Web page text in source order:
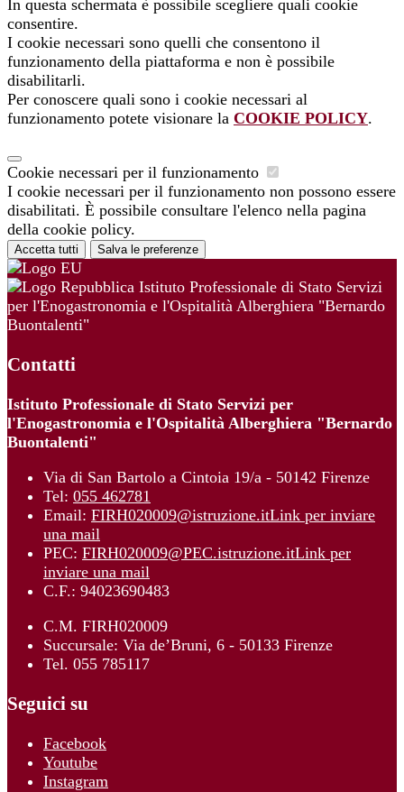
In questa schermata è possibile scegliere quali cookie
consentire.
I cookie necessari sono quelli che consentono il
funzionamento della piattaforma e non è possibile
disabilitarli.
Per conoscere quali sono i cookie necessari al
funzionamento potete visionare la COOKIE POLICY.
Cookie necessari per il funzionamento
I cookie necessari per il funzionamento non possono essere
disabilitati. È possibile consultare l'elenco nella pagina
della cookie policy.
Accetta tutti Salva le preferenze
Istituto Professionale di Stato Servizi
per l'Enogastronomia e l'Ospitalità Alberghiera "Bernardo
Buontalenti"
Contatti
Istituto Professionale di Stato Servizi per
l'Enogastronomia e l'Ospitalità Alberghiera "Bernardo
Buontalenti"
Via di San Bartolo a Cintoia 19/a - 50142 Firenze
Tel: 055 462781
Email: FIRH020009@istruzione.itLink per inviare
una mail
PEC: FIRH020009@PEC.istruzione.itLink per
inviare una mail
C.F.: 94023690483
C.M. FIRH020009
Succursale: Via de’Bruni, 6 - 50133 Firenze
Tel. 055 785117
Seguici su
Facebook
Youtube
Instagram